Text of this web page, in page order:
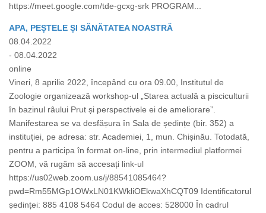
https://meet.google.com/tde-gcxg-srk PROGRAM...
APA, PEȘTELE ȘI SĂNĂTATEA NOASTRĂ
08.04.2022
- 08.04.2022
online
Vineri, 8 aprilie 2022, începând cu ora 09.00, Institutul de
Zoologie organizează workshop-ul „Starea actuală a pisciculturii
în bazinul râului Prut și perspectivele ei de ameliorare”.
Manifestarea se va desfășura în Sala de ședințe (bir. 352) a
instituției, pe adresa: str. Academiei, 1, mun. Chișinău. Totodată,
pentru a participa în format on-line, prin intermediul platformei
ZOOM, vă rugăm să accesați link-ul
https://us02web.zoom.us/j/88541085464?
pwd=Rm55MGp1OWxLN01KWkliOEkwaXhCQT09 Identificatorul
ședinței: 885 4108 5464 Codul de acces: 528000 În cadrul